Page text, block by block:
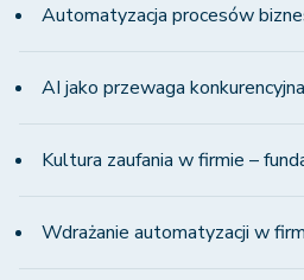
Automatyzacja procesów
AI jako przewaga
Kultura zaufania w firmie –
Wdrażanie automatyzacji w